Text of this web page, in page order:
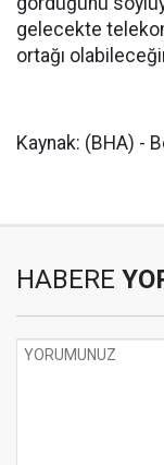
gelecekte
ortağı
Kaynak: (BHA) -
HABERE